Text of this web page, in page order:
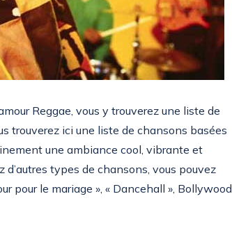
Reggae, vous y trouverez une liste de
trouverez ici une liste de chansons basées
une ambiance cool, vibrante et
d’autres types de chansons, vous pouvez
pour le mariage », « Dancehall », Bollywood